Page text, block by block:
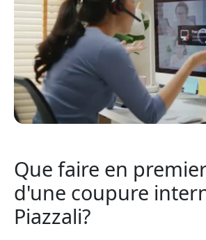
Que faire en
d'une coupure
Piazzali?